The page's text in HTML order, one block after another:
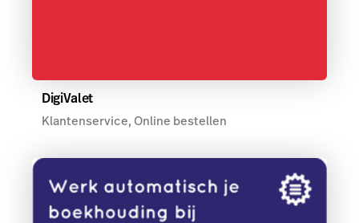
DigiValet
Klantenservice, Online bestellen